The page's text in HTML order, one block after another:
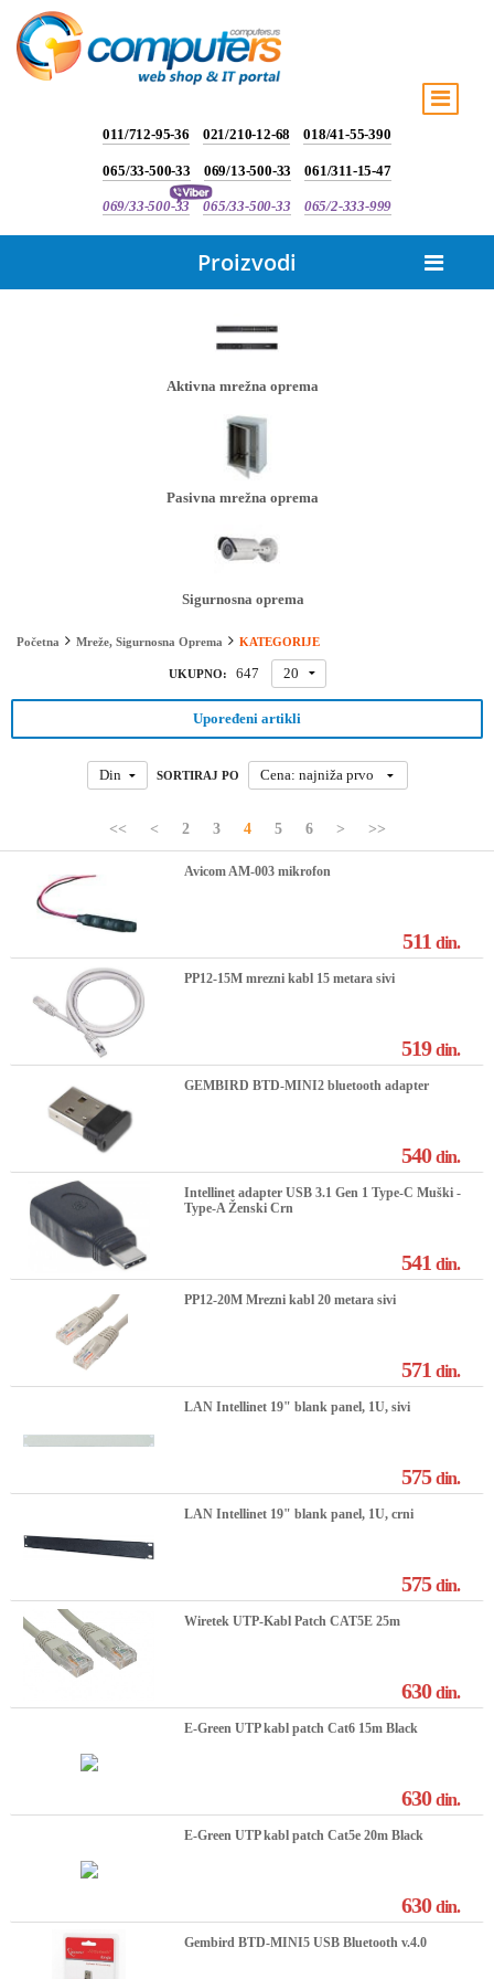
011/712-95-36 021/210-12-68 018/41-55-390
065/33-500-33 069/13-500-33 061/311-15-47
069/33-500-33 065/33-500-33 065/2-333-999
Proizvodi
Aktivna mrežna oprema
Pasivna mrežna oprema
Sigurnosna oprema
Početna Mreže, Sigurnosna Oprema KATEGORIJE
UKUPNO: 647 20
Upoređeni artikli
Din SORTIRAJ PO Cena: najniža prvo
<< < 2 3 4 5 6 > >>
Avicom AM-003 mikrofon
511din.
PP12-15M mrezni kabl 15 metara sivi
519din.
GEMBIRD BTD-MINI2 bluetooth adapter
540din.
Intellinet adapter USB 3.1 Gen 1 Type-C Muški -
Type-A Ženski Crn
541din.
PP12-20M Mrezni kabl 20 metara sivi
571din.
LAN Intellinet 19" blank panel, 1U, sivi
575din.
LAN Intellinet 19" blank panel, 1U, crni
575din.
Wiretek UTP-Kabl Patch CAT5E 25m
630din.
E-Green UTP kabl patch Cat6 15m Black
630din.
E-Green UTP kabl patch Cat5e 20m Black
630din.
Gembird BTD-MINI5 USB Bluetooth v.4.0